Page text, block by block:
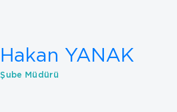
Hakan YANAK
Şube Müdürü